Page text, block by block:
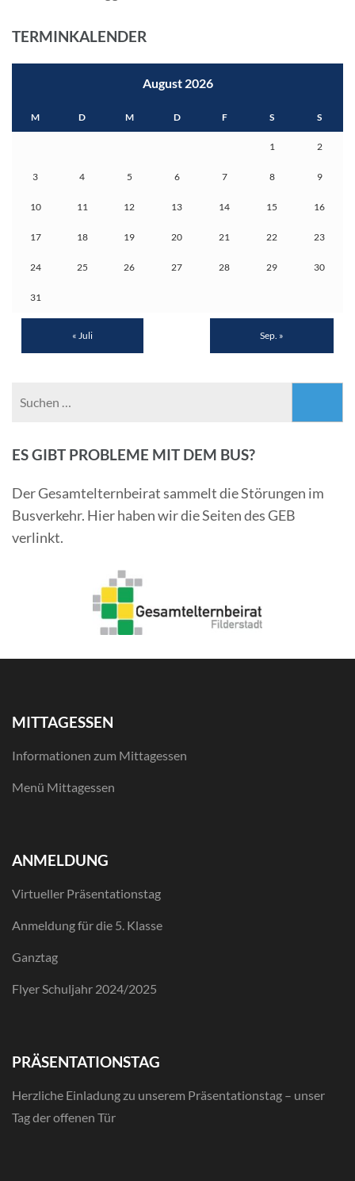
TERMINKALENDER
August 2026
M D M D F S S
1 2
3 4 5 6 7 8 9
10 11 12 13 14 15 16
17 18 19 20 21 22 23
24 25 26 27 28 29 30
31
« Juli Sep. »
ES GIBT PROBLEME MIT DEM BUS?
Der Gesamtelternbeirat sammelt die Störungen im
Busverkehr. Hier haben wir die Seiten des GEB
verlinkt.
MITTAGESSEN
Informationen zum Mittagessen
Menü Mittagessen
ANMELDUNG
Virtueller Präsentationstag
Anmeldung für die 5. Klasse
Ganztag
Flyer Schuljahr 2024/2025
PRÄSENTATIONSTAG
Herzliche Einladung zu unserem Präsentationstag – unser
Tag der offenen Tür